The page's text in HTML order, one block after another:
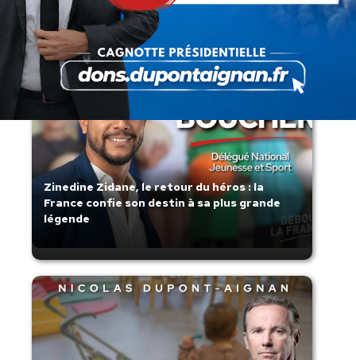
s’affaisse.
Zinedine Zidane, le retour du héros : la
France confie son destin à sa plus grande
légende